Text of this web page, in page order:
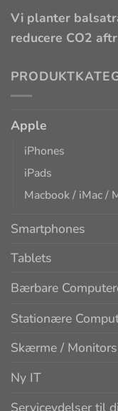
Vi planter
reducere CO2
Apple
iPhones
iPads
Macbook / iMac /
Smartphones
Tablets
Bærbare
Stationære
Skærme / Monitors
Ny IT